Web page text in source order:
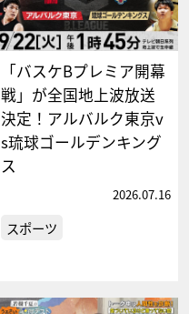
「バスケBプレミア開幕
戦」が全国地上波放送
決定！アルバルク東京v
s琉球ゴールデンキング
ス
2026.07.16
スポーツ